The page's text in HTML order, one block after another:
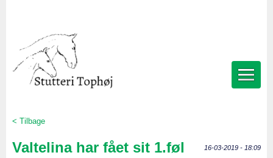
< Tilbage
Valtelina har fået sit 1.føl 16-03-2019 - 18:09